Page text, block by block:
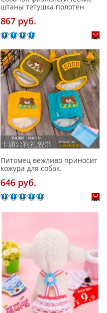
штаны тетушка полотен
867 pуб.
Питомец вежливо приносит
кожура для собак.
646 pуб.